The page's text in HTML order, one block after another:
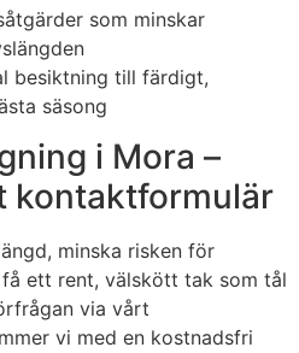
som minskar
besiktning till färdigt,
säsong
i Mora –
kontaktformulär
minska risken för
ett rent, välskött tak som tål
via vårt
vi med en kostnadsfri